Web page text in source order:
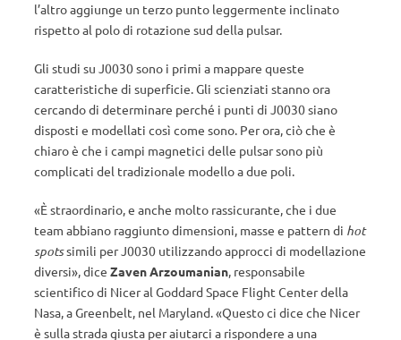
l’altro aggiunge un terzo punto leggermente inclinato
rispetto al polo di rotazione sud della pulsar.
Gli studi su J0030 sono i primi a mappare queste
caratteristiche di superficie.Gli scienziati stanno ora
cercando di determinare perché i punti di J0030 siano
disposti e modellati così come sono. Per ora, ciò che è
chiaro è che i campi magnetici delle pulsar sono più
complicati del tradizionale modello a due poli.
«È straordinario, e anche molto rassicurante, che i due
team abbiano raggiunto dimensioni, masse e pattern di hot
spotssimili per J0030 utilizzando approcci di modellazione
diversi», dice Zaven Arzoumanian, responsabile
scientifico di Nicer al Goddard Space Flight Center della
Nasa, a Greenbelt, nel Maryland. «Questo ci dice che Nicer
è sulla strada giusta per aiutarci a rispondere a una